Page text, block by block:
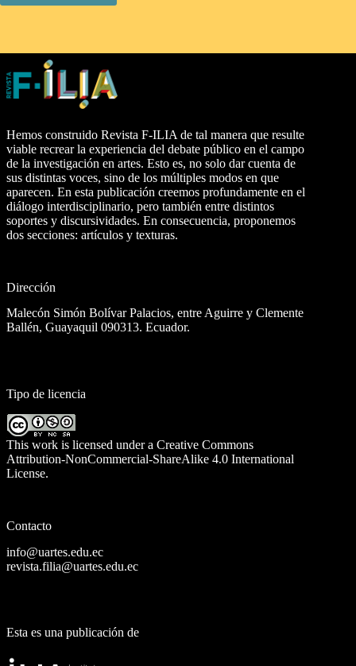
Hemos construido Revista F-ILIA de tal manera que resulte
viable recrear la experiencia del debate público en el campo
de la investigación en artes. Esto es, no solo dar cuenta de
sus distintas voces, sino de los múltiples modos en que
aparecen. En esta publicación creemos profundamente en el
diálogo interdisciplinario, pero también entre distintos
soportes y discursividades. En consecuencia, proponemos
dos secciones: artículos y texturas.
Dirección
Malecón Simón Bolívar Palacios, entre Aguirre y Clemente
Ballén, Guayaquil 090313. Ecuador.
Tipo de licencia
This work is licensed under a Creative Commons
Attribution-NonCommercial-ShareAlike 4.0 International
License.
Contacto
info@uartes.edu.ec
revista.filia@uartes.edu.ec
Esta es una publicación de